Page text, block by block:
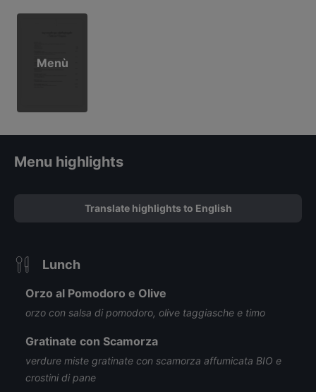
Menù
Menu highlights
Translate highlights to English
Lunch
Orzo al Pomodoro e Olive
orzo con salsa di pomodoro, olive taggiasche e timo
Gratinate con Scamorza
verdure miste gratinate con scamorza affumicata BIO e
crostini di pane